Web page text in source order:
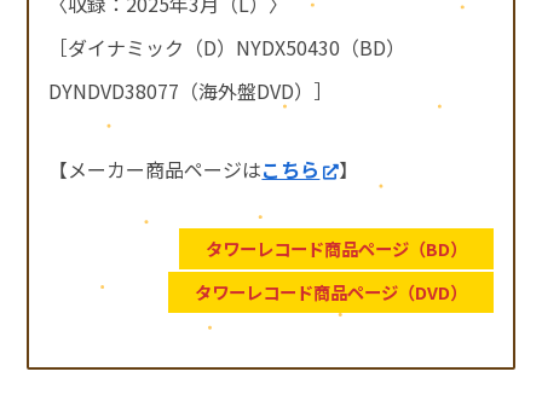
［ダイナミック（D）NYDX50430（BD）
DYNDVD38077（海外盤DVD）］
【メーカー商品ページはこちら 】
タワーレコード商品ページ（BD）
タワーレコード商品ページ（DVD）